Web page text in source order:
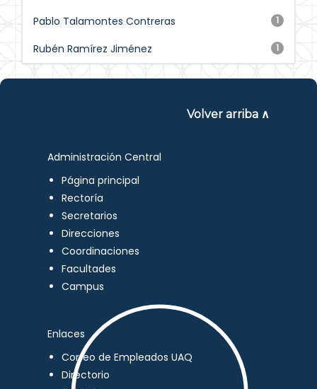
1
Pablo Talamontes Contreras
1
Rubén Ramírez Jiménez
Volver arriba ∧
Administración Central
Página principal
Rectoría
Secretarios
Direcciones
Coordinaciones
Facultades
Campus
Enlaces
Correo de Empleados UAQ
Directorio